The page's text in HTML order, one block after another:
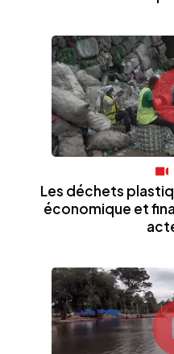
Les déchets
économique et